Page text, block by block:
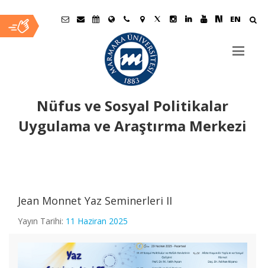
EN
Nüfus ve Sosyal Politikalar
Uygulama ve Araştırma Merkezi
İçerikJean Monnet Yaz Seminerleri II
Yayın Tarihi: 11 Haziran 2025